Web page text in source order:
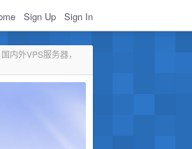
Sign Up Sign In
内外VPS服务器，